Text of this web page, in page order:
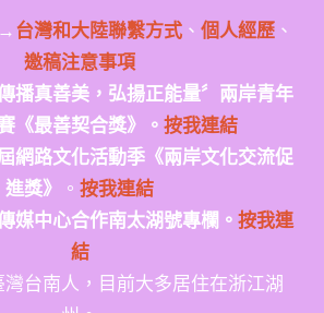
台灣和大陸聯繫方式、 個人經歷、
邀稿注意事項
播真善美，弘揚正能量〞兩岸青年
《最善契合獎》。 按我連結
網路文化活動季《兩岸文化交流促
進獎》
。 按我連結
媒中心合作南太湖號專欄。 按我連
結
台南人，目前大多居住在浙江湖